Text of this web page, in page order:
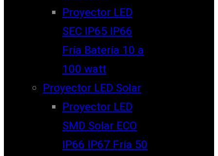
Proyector LED
SEC IP65 IP66
Fría Batería 10 a
100 watt
Proyector LED Solar
Proyector LED
SMD Solar ECO
IP66 IP67 Fría 50